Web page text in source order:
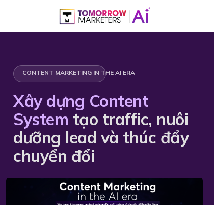
CONTENT MARKETING IN THE AI ERA
Xây dựng Content
System tạo traffic, nuôi
dưỡng lead và thúc đẩy
chuyển đổi